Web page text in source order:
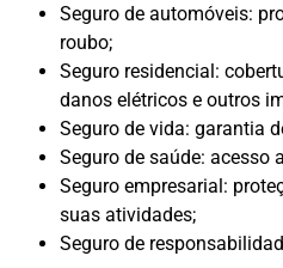
Seguro de automóveis:
roubo;
Seguro residencial:
danos elétricos e outros
Seguro de vida: garantia
Seguro de saúde: acesso
Seguro empresarial:
suas atividades;
Seguro de